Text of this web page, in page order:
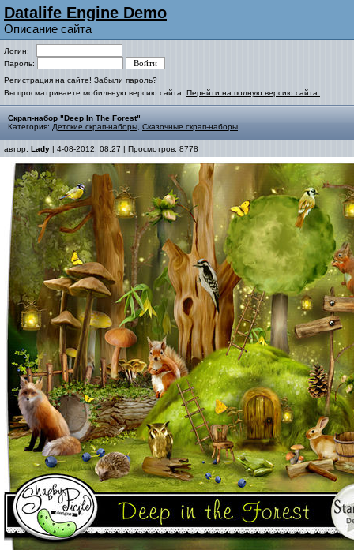
Datalife Engine Demo
Описание сайта
Логин:
Пароль:
Регистрация на сайте! Забыли пароль?
Вы просматриваете мобильную версию сайта. Перейти на полную версию сайта.
Скрап-набор "Deep In The Forest"
Категория: Детские скрап-наборы Сказочные скрап-наборы
автор: Lady | 4-08-2012, 08:27 | Просмотров: 8778